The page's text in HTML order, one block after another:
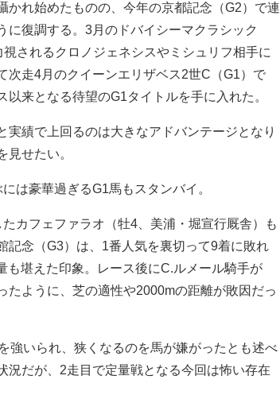
れ始めたものの、今年の京都記念（G2）で連
に復調する。3月のドバイシーマクラシック
されるクロノジェネシスやミシュリフ相手に
次走4月のクイーンエリザベス2世C（G1）で
来となる待望のG1タイトルを手に入れた。
績で上回るのは大きなアドバンテージとなり
見せたい。
は豪華過ぎるG1馬もスタンバイ。
カフェファラオ（牡4、美浦・堀宣行厩舎）も
記念（G3）は、1番人気を裏切って9着に敗れ
も堪えた印象。レース後にC.ルメール騎手が
たように、芝の適性や2000mの距離が敗因だっ
いられ、狭くなるのを馬が嫌がったとも述べ
況だが、2走目で定量戦となる今回は怖い存在